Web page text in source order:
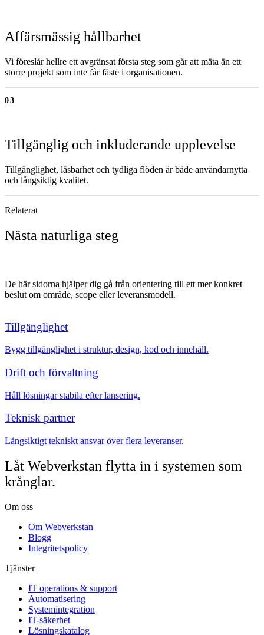
Affärsmässig hållbarhet
Vi föreslår hellre ett avgränsat första steg som går att mäta än ett
större projekt som inte får fäste i organisationen.
03
Tillgänglig och inkluderande upplevelse
Tillgänglighet, läsbarhet och tydliga flöden är både användarnytta
och långsiktig kvalitet.
Relaterat
Nästa naturliga steg
De här sidorna hjälper dig gå från orientering till ett mer konkret
beslut om område, scope eller leveransmodell.
Tillgänglighet
Bygg tillgänglighet i struktur, design, kod och innehåll.
Drift och förvaltning
Håll lösningar stabila efter lansering.
Teknisk partner
Långsiktigt tekniskt ansvar över flera leveranser.
Låt Webverkstan flytta in i systemen som
krånglar.
Om oss
Om Webverkstan
Blogg
Integritetspolicy
Tjänster
IT operations & support
Automatisering
Systemintegration
IT-säkerhet
Lösningskatalog